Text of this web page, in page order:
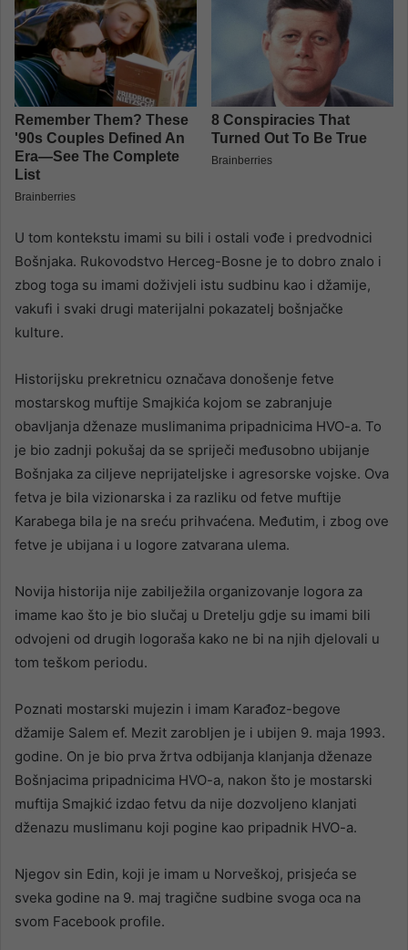
U tom kontekstu imami su bili i ostali vođe i predvodnici
Bošnjaka. Rukovodstvo Herceg-Bosne je to dobro znalo i
zbog toga su imami doživjeli istu sudbinu kao i džamije,
vakufi i svaki drugi materijalni pokazatelj bošnjačke
kulture.
Historijsku prekretnicu označava donošenje fetve
mostarskog muftije Smajkića kojom se zabranjuje
obavljanja dženaze muslimanima pripadnicima HVO-a. To
je bio zadnji pokušaj da se spriječi međusobno ubijanje
Bošnjaka za ciljeve neprijateljske i agresorske vojske. Ova
fetva je bila vizionarska i za razliku od fetve muftije
Karabega bila je na sreću prihvaćena. Međutim, i zbog ove
fetve je ubijana i u logore zatvarana ulema.
Novija historija nije zabilježila organizovanje logora za
imame kao što je bio slučaj u Dretelju gdje su imami bili
odvojeni od drugih logoraša kako ne bi na njih djelovali u
tom teškom periodu.
Poznati mostarski mujezin i imam Karađoz-begove
džamije Salem ef. Mezit zarobljen je i ubijen 9. maja 1993.
godine. On je bio prva žrtva odbijanja klanjanja dženaze
Bošnjacima pripadnicima HVO-a, nakon što je mostarski
muftija Smajkić izdao fetvu da nije dozvoljeno klanjati
dženazu muslimanu koji pogine kao pripadnik HVO-a.
Njegov sin Edin, koji je imam u Norveškoj, prisjeća se
sveka godine na 9. maj tragične sudbine svoga oca na
svom Facebook profile.